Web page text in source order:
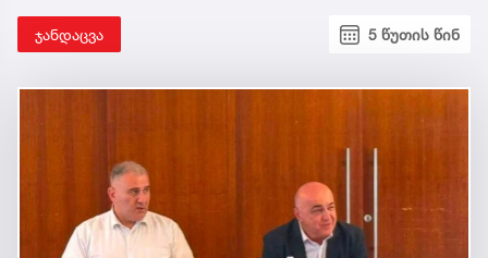
ჯანდაცვა 5 წუთის წინ